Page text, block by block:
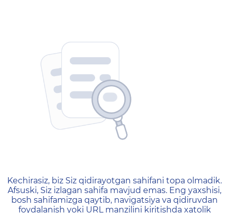
404 — Страница не
Kechirasiz, biz Siz qidirayotgan sahifani topa olmadik.
Afsuski, Siz izlagan sahifa mavjud emas. Eng yaxshisi,
bosh sahifamizga qaytib, navigatsiya va qidiruvdan
foydalanish yoki URL manzilini kiritishda xatolik